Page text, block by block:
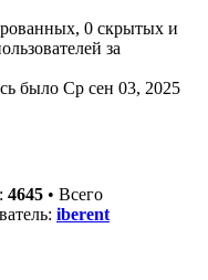
0 скрытых и
за
было Ср сен 03, 2025
4645 • Всего
iberent